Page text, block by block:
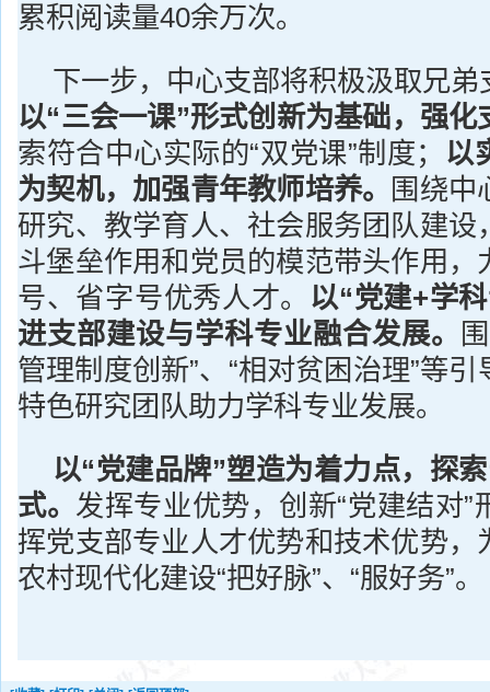
累积阅读量40余万次。
下一步，中心支部将积极汲取兄
以“三会一课”形式创新为基础，强化
索符合中心实际的“双党课”制度； 以
为契机，加强青年教师培养。
围绕中
研究、教学育人、社会服务团队建设
斗堡垒作用和党员的模范带头作用，
号、省字号优秀人才。 以“党建+学
进支部建设与学科专业融合发展。
管理制度创新”、“相对贫困治理”等
特色研究团队助力学科专业发展。
以“党建品牌”塑造为着力点，探
式。 发挥专业优势，创新“党建结对”
挥党支部专业人才优势和技术优势，
农村现代化建设“把好脉”、“服好务”。